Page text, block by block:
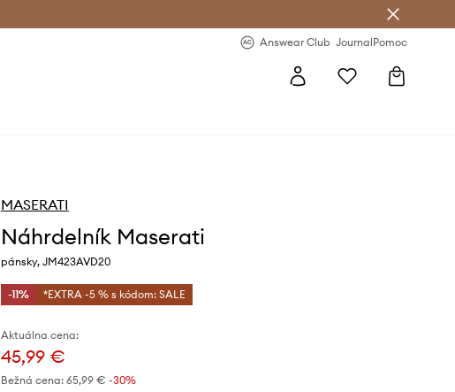
Answear Club JournalPomoc
MASERATI
Náhrdelník Maserati
pánsky, JM423AVD20
-11% *EXTRA -5 % s kódom: SALE
Aktuálna cena:
45,99 €
Bežná cena: 65,99 € -30%